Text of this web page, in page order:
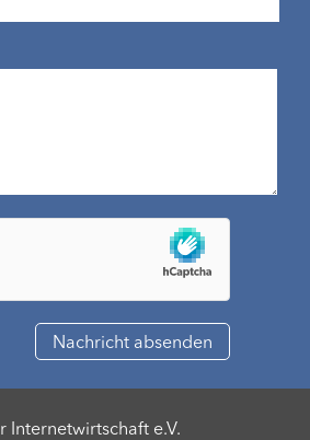
Internetwirtschaft e.V.